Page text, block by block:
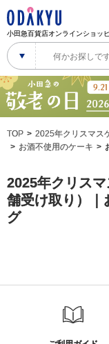
小田急百貨店オンラインショッ
TOP
2025年クリスマス
お酒不使用のケーキ
2025年クリス
舗受け取り）｜
グ